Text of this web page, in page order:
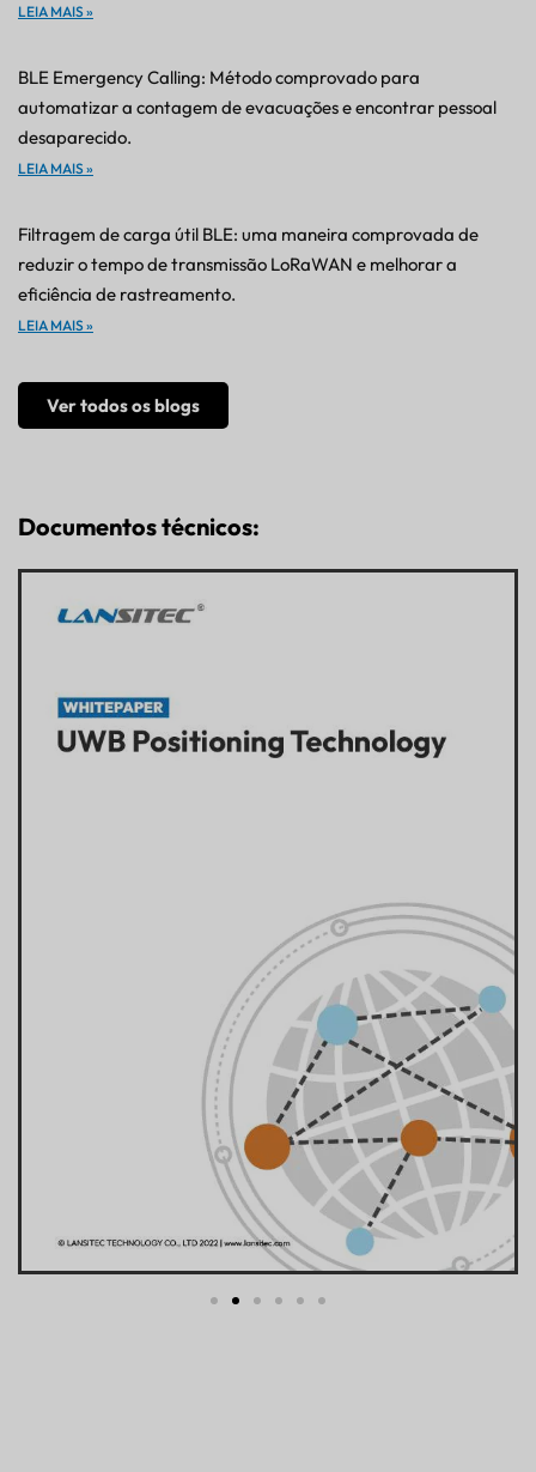
LEIA MAIS »
BLE Emergency Calling: Método comprovado para
automatizar a contagem de evacuações e encontrar pessoal
desaparecido.
LEIA MAIS »
Filtragem de carga útil BLE: uma maneira comprovada de
reduzir o tempo de transmissão LoRaWAN e melhorar a
eficiência de rastreamento.
LEIA MAIS »
Ver todos os blogs
Documentos técnicos: